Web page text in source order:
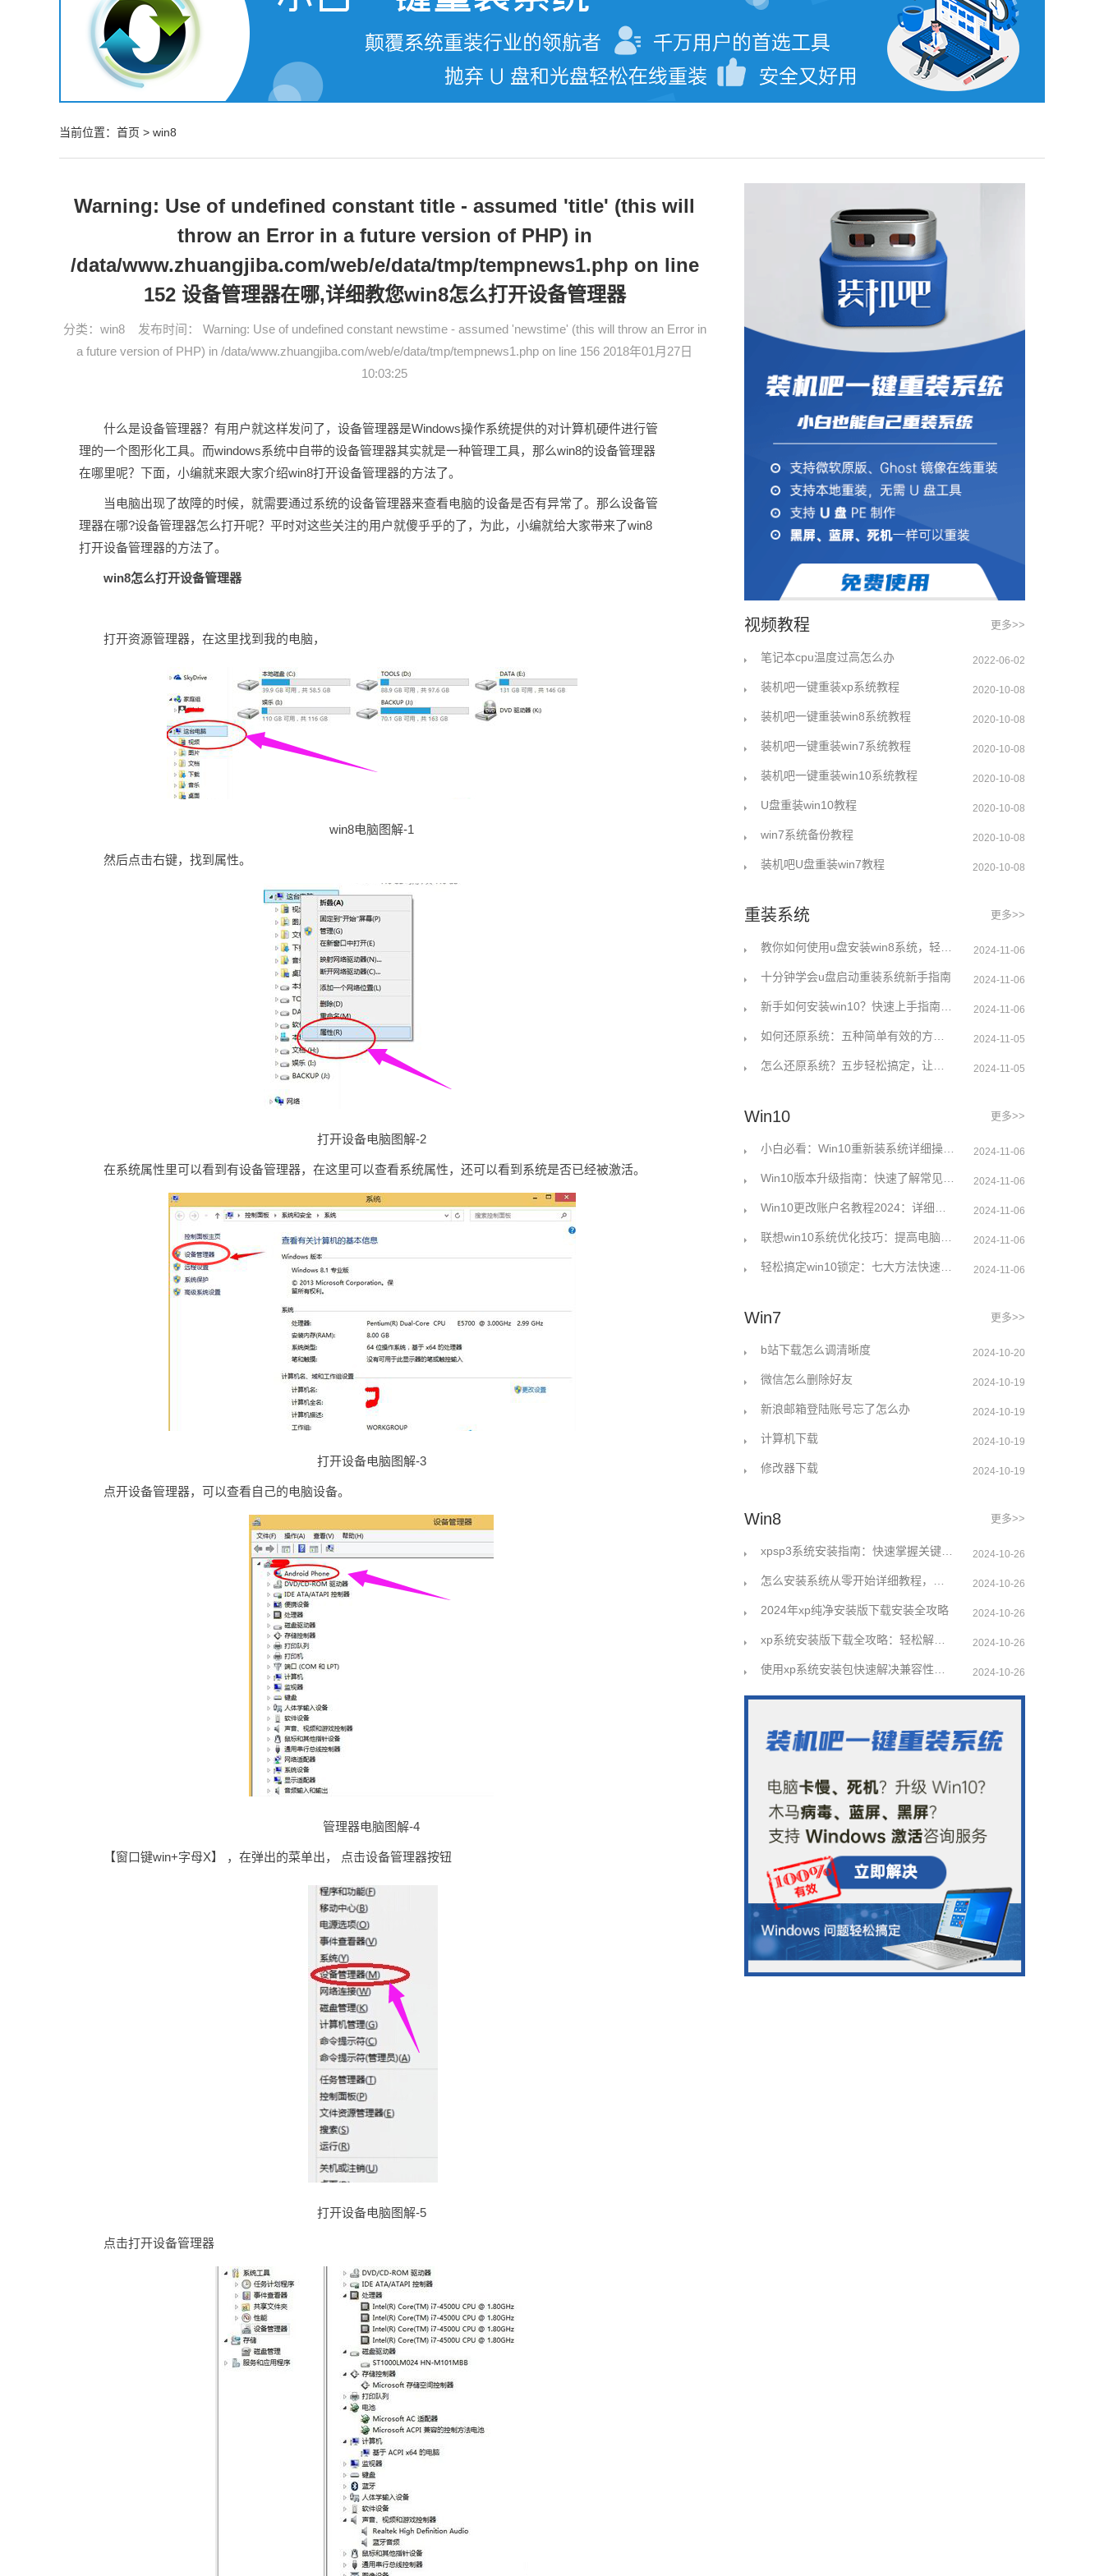
当前位置： 首页 > win8
Warning: Use of undefined constant title - assumed 'title' (this will
throw an Error in a future version of PHP) in
/data/www.zhuangjiba.com/web/e/data/tmp/tempnews1.php on line
152 设备管理器在哪,详细教您win8怎么打开设备管理器
分类： win8发布时间： Warning: Use of undefined constant newstime - assumed 'newstime' (this will throw an Error in
a future version of PHP) in /data/www.zhuangjiba.com/web/e/data/tmp/tempnews1.php on line 156 2018年01月27日
10:03:25
什么是设备管理器？有用户就这样发问了，设备管理器是Windows操作系统提供的对计算机硬件进行管
理的一个图形化工具。而windows系统中自带的设备管理器其实就是一种管理工具，那么win8的设备管理器
在哪里呢？下面，小编就来跟大家介绍win8打开设备管理器的方法了。
当电脑出现了故障的时候，就需要通过系统的设备管理器来查看电脑的设备是否有异常了。那么设备管
理器在哪?设备管理器怎么打开呢？平时对这些关注的用户就傻乎乎的了，为此，小编就给大家带来了win8
打开设备管理器的方法了。
win8怎么打开设备管理器
打开资源管理器，在这里找到我的电脑，
win8电脑图解-1
然后点击右键，找到属性。
打开设备电脑图解-2
在系统属性里可以看到有设备管理器，在这里可以查看系统属性，还可以看到系统是否已经被激活。
打开设备电脑图解-3
点开设备管理器，可以查看自己的电脑设备。
管理器电脑图解-4
【窗口键win+字母X】 ，在弹出的菜单出， 点击设备管理器按钮
打开设备电脑图解-5
点击打开设备管理器
视频教程 更多>>
笔记本cpu温度过高怎么办 2022-06-02
装机吧一键重装xp系统教程 2020-10-08
装机吧一键重装win8系统教程 2020-10-08
装机吧一键重装win7系统教程 2020-10-08
装机吧一键重装win10系统教程 2020-10-08
U盘重装win10教程 2020-10-08
win7系统备份教程 2020-10-08
装机吧U盘重装win7教程 2020-10-08
重装系统 更多>>
2024-11-06
十分钟学会u盘启动重装系统新手指南 2024-11-06
2024-11-06
2024-11-05
2024-11-05
Win10 更多>>
小白必看：Win10重新装系统详细操作指南 2024-11-06
2024-11-06
2024-11-06
2024-11-06
轻松搞定win10锁定：七大方法快速解决问题 2024-11-06
Win7 更多>>
b站下载怎么调清晰度 2024-10-20
微信怎么删除好友 2024-10-19
新浪邮箱登陆账号忘了怎么办 2024-10-19
计算机下载 2024-10-19
修改器下载 2024-10-19
Win8 更多>>
xpsp3系统安装指南：快速掌握关键步骤解决常见问题 2024-10-26
2024-10-26
2024年xp纯净安装版下载安装全攻略 2024-10-26
xp系统安装版下载全攻略：轻松解决安装难题 2024-10-26
2024-10-26